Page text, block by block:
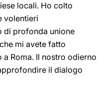
locali. Ho colto
volentieri
di profonda unione
mi avete fatto
a Roma. Il nostro odierno
il dialogo